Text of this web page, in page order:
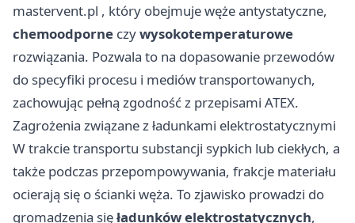
mastervent.pl , który obejmuje węże antystatyczne,
chemoodporne czywysokotemperaturowe
rozwiązania. Pozwala to na dopasowanie przewodów
do specyfiki procesu i mediów transportowanych,
zachowując pełną zgodność z przepisami ATEX.
Zagrożenia związane z ładunkami elektrostatycznymi
W trakcie transportu substancji sypkich lub ciekłych, a
także podczas przepompowywania, frakcje materiału
ocierają się o ścianki węża. To zjawisko prowadzi do
gromadzenia sięładunków elektrostatycznych,